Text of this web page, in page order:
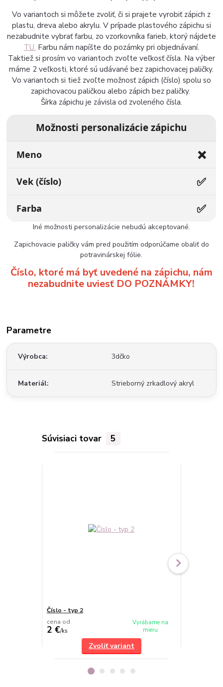
Vo variantoch si môžete zvoliť, či si prajete vyrobiť zápich z
plastu, dreva alebo akrylu. V prípade plastového zápichu si
nezabudnite vybrať farbu, zo vzorkovníka farieb, ktorý nájdete
TU. Farbu nám napíšte do pozámky pri objednávaní.
Taktiež si prosím vo variantoch zvoľte veľkosť čísla. Na výber
máme 2 veľkosti, ktoré sú udávané bez zapichovacej paličky.
Vo variantoch si tiež zvoľte možnosť zápich (číslo) spolu so
zapichovacou paličkou alebo zápich bez paličky.
Šírka zápichu je závisla od zvoleného čísla.
Možnosti personalizácie zápichu
Meno ❌
Vek (číslo) ✅
Farba ✅
Iné možnosti personalizácie nebudú akceptované.
Zapichovacie paličky vám pred použitím odporúčame obaliť do
potravinárskej fólie.
Číslo, ktoré má byť uvedené na zápichu, nám
nezabudnite uviesť DO POZNÁMKY!
Parametre
Výrobca 3dčko
Materiál Strieborný zrkadlový akryl
Súvisiaci tovar 5
Číslo - typ 2
cena od
2 €/ks
Vyrábame na
mieru
Zvoliť variant